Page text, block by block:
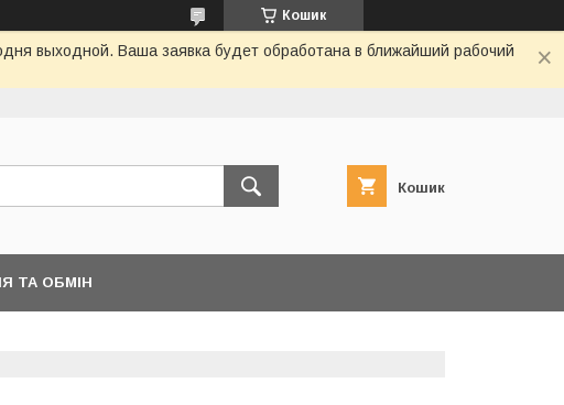
Кошик
выходной. Ваша заявка будет обработана в ближайший рабочий
Кошик
ТА ОБМІН